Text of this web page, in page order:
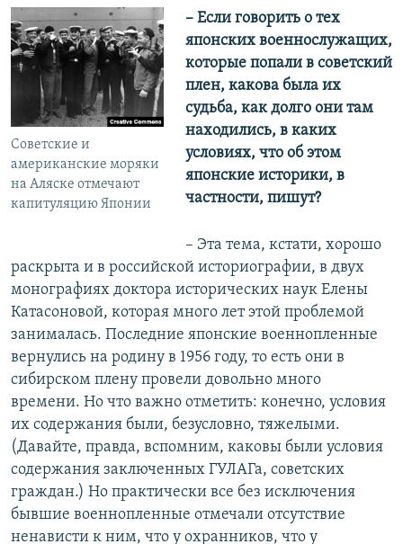
Советские и
американские моряки
на Аляске отмечают
капитуляцию Японии
– Если говорить о тех
японских военнослужащих,
которые попали в советский
плен, какова была их
судьба, как долго они там
находились, в каких
условиях, что об этом
японские историки, в
частности, пишут?
– Эта тема, кстати, хорошо
раскрыта и в российской историографии, в двух
монографиях доктора исторических наук Елены
Катасоновой, которая много лет этой проблемой
занималась. Последние японские военнопленные
вернулись на родину в 1956 году, то есть они в
сибирском плену провели довольно много
времени. Но что важно отметить: конечно, условия
их содержания были, безусловно, тяжелыми.
(Давайте, правда, вспомним, каковы были условия
содержания заключенных ГУЛАГа, советских
граждан.) Но практически все без исключения
бывшие военнопленные отмечали отсутствие
ненависти к ним, что у охранников, что у